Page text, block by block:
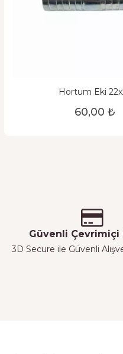
Hortum Eki
60,00 ₺
Güvenli Çevrimiçi
3D Secure ile Güvenli